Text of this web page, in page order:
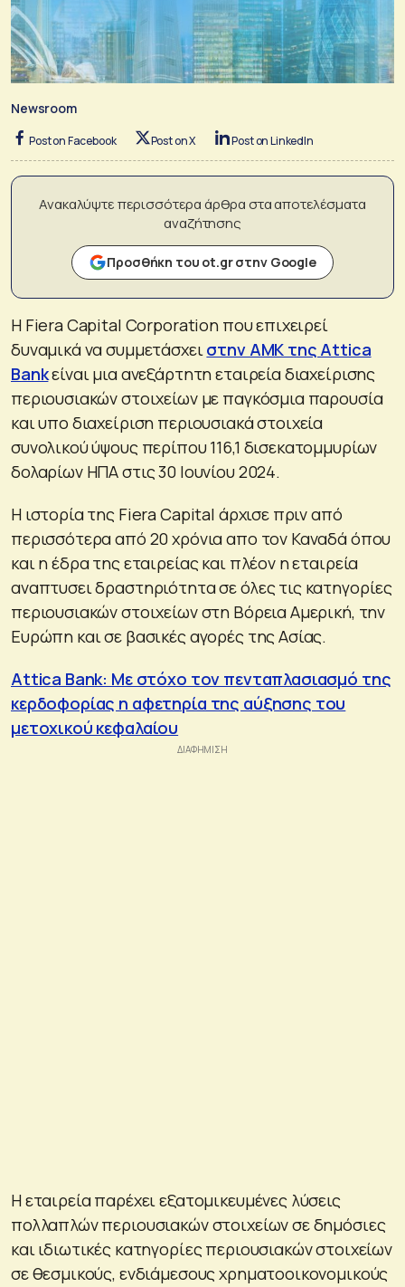
Newsroom
Post on Facebook Post on X Post on LinkedIn
Ανακαλύψτε περισσότερα άρθρα στα αποτελέσματα
αναζήτησης
Προσθήκη του ot.gr στην Google
Η Fiera Capital Corporation που επιχειρεί
δυναμικά να συμμετάσχει στην ΑΜΚ της Attica
Bankείναι μια ανεξάρτητη εταιρεία διαχείρισης
περιουσιακών στοιχείων με παγκόσμια παρουσία
και υπο διαχείριση περιουσιακά στοιχεία
συνολικού ύψους περίπου 116,1 δισεκατομμυρίων
δολαρίων ΗΠΑ στις 30 Ιουνίου 2024.
Η ιστορία της Fiera Capital άρχισε πριν από
περισσότερα από 20 χρόνια απο τον Καναδά όπου
και η έδρα της εταιρείας και πλέον η εταιρεία
αναπτυσει δραστηριότητα σε όλες τις κατηγορίες
περιουσιακών στοιχείων στη Βόρεια Αμερική, την
Ευρώπη και σε βασικές αγορές της Ασίας.
Attica Bank: Με στόχο τον πενταπλασιασμό της
κερδοφορίας η αφετηρία της αύξησης του
μετοχικού κεφαλαίου
Η εταιρεία παρέχει εξατομικευμένες λύσεις
πολλαπλών περιουσιακών στοιχείων σε δημόσιες
και ιδιωτικές κατηγορίες περιουσιακών στοιχείων
σε θεσμικούς, ενδιάμεσους χρηματοοικονομικούς